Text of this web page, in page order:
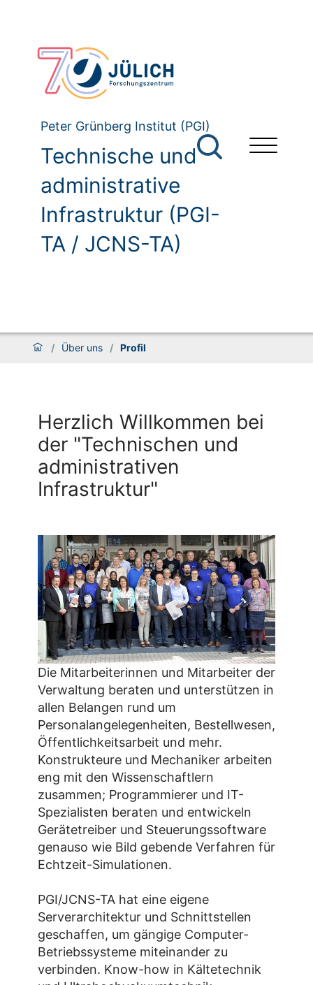
Peter Grünberg Institut (PGI)
Technische und
administrative
Infrastruktur (PGI-
TA / JCNS-TA)
/ Über uns / Profil
Herzlich Willkommen bei
der "Technischen und
administrativen
Infrastruktur"
Die Mitarbeiterinnen und Mitarbeiter der
Verwaltung beraten und unterstützen in
allen Belangen rund um
Personalangelegenheiten, Bestellwesen,
Öffentlichkeitsarbeit und mehr.
Konstrukteure und Mechaniker arbeiten
eng mit den Wissenschaftlern
zusammen; Programmierer und IT-
Spezialisten beraten und entwickeln
Gerätetreiber und Steuerungssoftware
genauso wie Bild gebende Verfahren für
Echtzeit-Simulationen.
PGI/JCNS-TA hat eine eigene
Serverarchitektur und Schnittstellen
geschaffen, um gängige Computer-
Betriebssysteme miteinander zu
verbinden. Know-how in Kältetechnik